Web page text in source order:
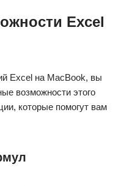
Excel
Excel на MacBook, вы
возможности этого
которые помогут вам